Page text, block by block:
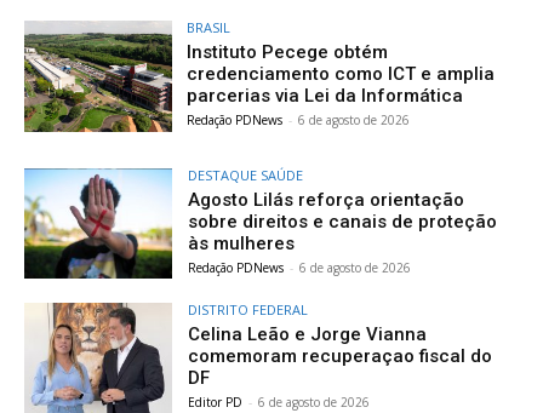
BRASIL
Instituto Pecege obtém
credenciamento como ICT e amplia
parcerias via Lei da Informática
Redação PDNews - 6 de agosto de 2026
DESTAQUE SAÚDE
Agosto Lilás reforça orientação
sobre direitos e canais de proteção
às mulheres
Redação PDNews - 6 de agosto de 2026
DISTRITO FEDERAL
Celina Leão e Jorge Vianna
comemoram recuperaçao fiscal do
DF
Editor PD - 6 de agosto de 2026